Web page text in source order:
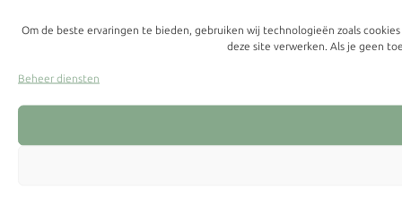
Om de beste ervaringen te bieden, gebruiken wij technologieën zoals
deze site verwerken. Als je geen
Beheer diensten